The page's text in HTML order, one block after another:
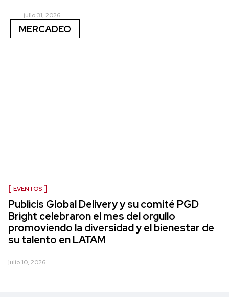
julio 31, 2026
MERCADEO
EVENTOS
Publicis Global Delivery y su comité PGD
Bright celebraron el mes del orgullo
promoviendo la diversidad y el bienestar de
su talento en LATAM
julio 10, 2026